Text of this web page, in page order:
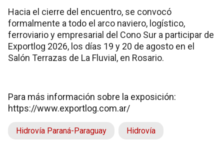
Hacia el cierre del encuentro, se convocó
formalmente a todo el arco naviero, logístico,
ferroviario y empresarial del Cono Sur a participar de
Exportlog 2026, los días 19 y 20 de agosto en el
Salón Terrazas de La Fluvial, en Rosario.
Para más información sobre la exposición:
https://www.exportlog.com.ar/
Hidrovía Paraná-Paraguay Hidrovía